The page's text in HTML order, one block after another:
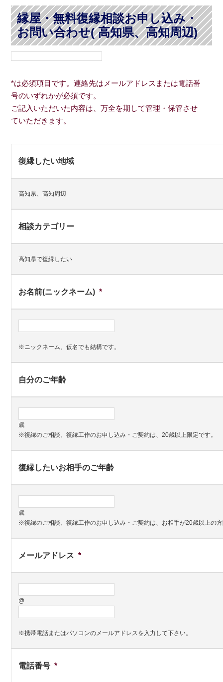
縁屋・無料復縁相談お申し込み・
お問い合わせ( 高知県、高知周辺)
*は必須項目です。連絡先はメールアドレスまたは電話番
号のいずれかが必須です。
ご記入いただいた内容は、万全を期して管理・保管させ
ていただきます。
復縁したい地域
高知県、高知周辺
相談カテゴリー
高知県で復縁したい
お名前(ニックネーム) *
※ニックネーム、仮名でも結構です。
自分のご年齢
歳
※復縁のご相談、復縁工作のお申し込み・ご契約は、20歳以上限定です。
復縁したいお相手のご年齢
歳
※復縁のご相談、復縁工作のお申し込み・ご契約は、お相手が20歳以上の
メールアドレス *
@
※携帯電話またはパソコンのメールアドレスを入力して下さい。
電話番号 *